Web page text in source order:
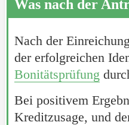
Was nach der
Nach der
der erfolgreichen
Bonitätsprüfung
Bei positivem
Kreditzusage, und